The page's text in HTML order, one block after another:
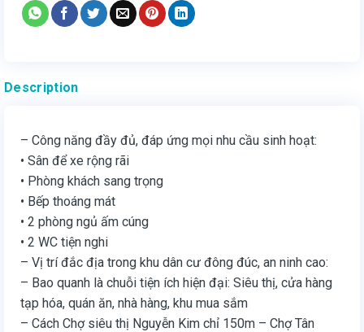
Description
– Công năng đầy đủ, đáp ứng mọi nhu cầu sinh hoạt:
• Sân để xe rộng rãi
• Phòng khách sang trọng
• Bếp thoáng mát
• 2 phòng ngủ ấm cúng
• 2 WC tiện nghi
– Vị trí đắc địa trong khu dân cư đông đúc, an ninh cao:
– Bao quanh là chuỗi tiện ích hiện đại: Siêu thị, cửa hàng
tạp hóa, quán ăn, nhà hàng, khu mua sắm
– Cách Chợ siêu thị Nguyễn Kim chỉ 150m – Chợ Tân